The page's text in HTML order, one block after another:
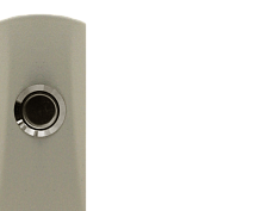
В корзину